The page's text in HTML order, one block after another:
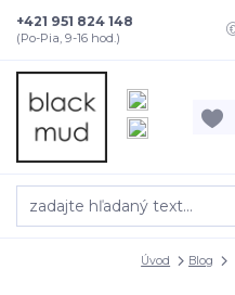
+421 951 824 148
(Po-Pia, 9-16 hod.)
Úvod Blog